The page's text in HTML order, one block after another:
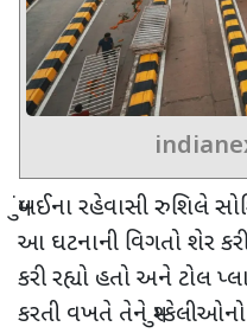
મુંબઈના રહેવાસી રુશિલે
આ ઘટનાની વિગતો શેર
કરી રહ્યો હતો અને ટોલ
કરતી વખતે તેને